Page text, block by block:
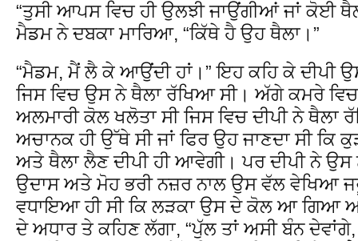
“ਤੁਸੀ ਆਪਸ ਵਿਚ ਹੀ ਉਲਝੀ ਜਾਉਂਗੀਆਂ ਜਾਂ ਕੋਈ
ਮੈਡਮ ਨੇ ਦਬਕਾ ਮਾਰਿਆ, “ਕਿੱਥੇ ਹੈ ਉਹ ਥੈਲਾ।”
“ਮੈਡਮ, ਮੈਂ ਲੈ ਕੇ ਆਉਂਦੀ ਹਾਂ।” ਇਹ ਕਹਿ ਕੇ ਦੀਪੀ
ਜਿਸ ਵਿਚ ਉਸ ਨੇ ਥੈਲਾ ਰੱਖਿਆ ਸੀ। ਅੱਗੇ ਕਮਰੇ
ਅਲਮਾਰੀ ਕੋਲ ਖਲੋਤਾ ਸੀ ਜਿਸ ਵਿਚ ਦੀਪੀ ਨੇ
ਅਚਾਨਕ ਹੀ ਉੱਥੇ ਸੀ ਜਾਂ ਫਿਰ ਉਹ ਜਾਣਦਾ ਸੀ ਕਿ
ਅਤੇ ਥੈਲਾ ਲੈਣ ਦੀਪੀ ਹੀ ਆਵੇਗੀ। ਪਰ ਦੀਪੀ ਨੇ
ਉਦਾਸ ਅਤੇ ਮੋਹ ਭਰੀ ਨਜ਼ਰ ਨਾਲ ਉਸ ਵੱਲ ਵੇਖਿਆ
ਵਧਾਇਆ ਹੀ ਸੀ ਕਿ ਲੜਕਾ ਉਸ ਦੇ ਕੋਲ ਆ ਗਿਆ
ਦੇ ਅਧਾਰ ਤੇ ਕਹਿਣ ਲੱਗਾ, “ਪੁੱਲ ਤਾਂ ਅਸੀ ਬੰਨ